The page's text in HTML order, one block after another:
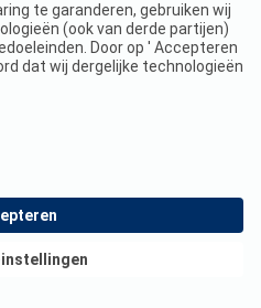
vanaf40,52 EUR
deals